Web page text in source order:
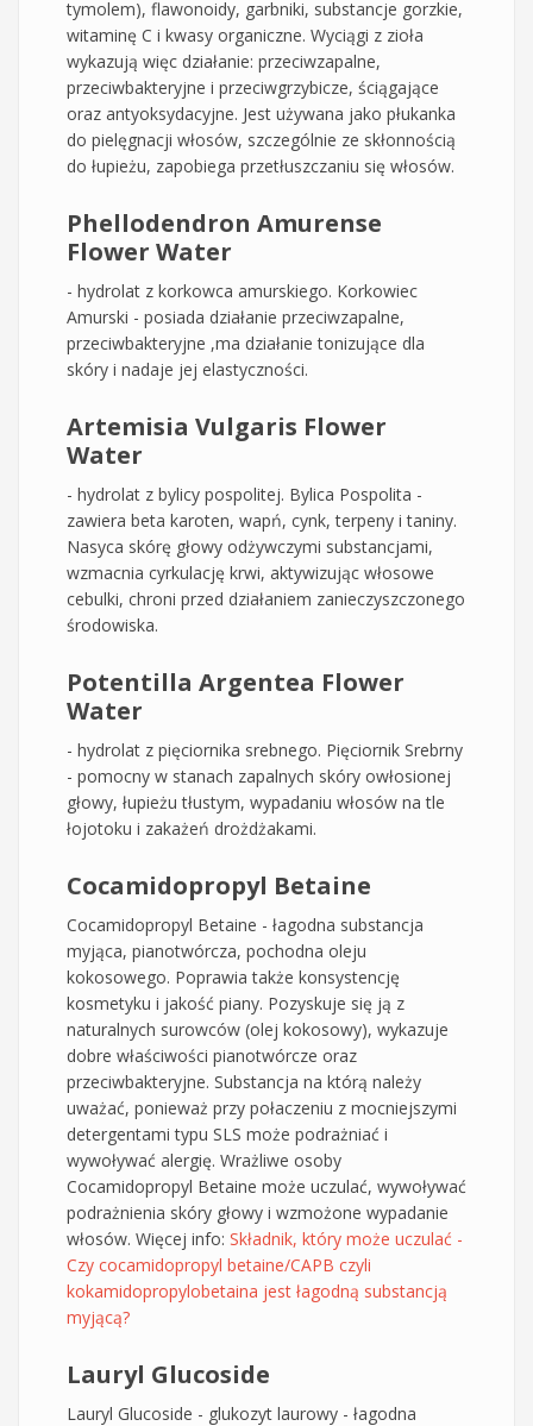
tymolem), flawonoidy, garbniki, substancje gorzkie,
witaminę C i kwasy organiczne. Wyciągi z zioła
wykazują więc działanie: przeciwzapalne,
przeciwbakteryjne i przeciwgrzybicze, ściągające
oraz antyoksydacyjne. Jest używana jako płukanka
do pielęgnacji włosów, szczególnie ze skłonnością
do łupieżu, zapobiega przetłuszczaniu się włosów.
Phellodendron Amurense
Flower Water
- hydrolat z korkowca amurskiego. Korkowiec
Amurski - posiada działanie przeciwzapalne,
przeciwbakteryjne ,ma działanie tonizujące dla
skóry i nadaje jej elastyczności.
Artemisia Vulgaris Flower
Water
- hydrolat z bylicy pospolitej. Bylica Pospolita -
zawiera beta karoten, wapń, cynk, terpeny i taniny.
Nasyca skórę głowy odżywczymi substancjami,
wzmacnia cyrkulację krwi, aktywizując włosowe
cebulki, chroni przed działaniem zanieczyszczonego
środowiska.
Potentilla Argentea Flower
Water
- hydrolat z pięciornika srebnego. Pięciornik Srebrny
- pomocny w stanach zapalnych skóry owłosionej
głowy, łupieżu tłustym, wypadaniu włosów na tle
łojotoku i zakażeń drożdżakami.
Cocamidopropyl Betaine
Cocamidopropyl Betaine - łagodna substancja
myjąca, pianotwórcza, pochodna oleju
kokosowego. Poprawia także konsystencję
kosmetyku i jakość piany. Pozyskuje się ją z
naturalnych surowców (olej kokosowy), wykazuje
dobre właściwości pianotwórcze oraz
przeciwbakteryjne. Substancja na którą należy
uważać, ponieważ przy połaczeniu z mocniejszymi
detergentami typu SLS może podrażniać i
wywoływać alergię. Wrażliwe osoby
Cocamidopropyl Betaine może uczulać, wywoływać
podrażnienia skóry głowy i wzmożone wypadanie
włosów. Więcej info: Składnik, który może uczulać -
Czy cocamidopropyl betaine/CAPB czyli
kokamidopropylobetaina jest łagodną substancją
myjącą?
Lauryl Glucoside
Lauryl Glucoside - glukozyt laurowy - łagodna